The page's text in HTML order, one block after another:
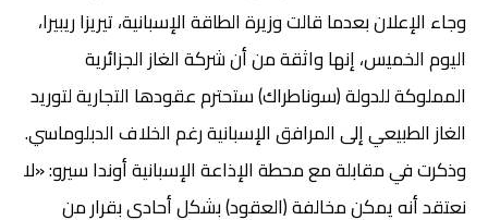
وجاء الإعلان بعدما قالت وزيرة الطاقة الإسبانية، تيريزا ريبيرا،
اليوم الخميس، إنها واثقة من أن شركة الغاز الجزائرية
المملوكة للدولة (سوناطراك) ستحترم عقودها التجارية لتوريد
الغاز الطبيعي إلى المرافق الإسبانية رغم الخلاف الدبلوماسي.
وذكرت في مقابلة مع محطة الإذاعة الإسبانية أوندا سيرو: «لا
نعتقد أنه يمكن مخالفة (العقود) بشكل أحادي بقرار من